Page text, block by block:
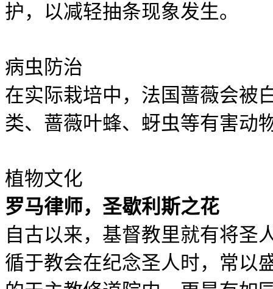
护，以减轻抽条现象发生。
病虫防治
在实际栽培中，法国蔷薇会被
类、蔷薇叶蜂、蚜虫等有害动
植物文化
罗马律师，圣歇利斯之花
自古以来，基督教里就有将圣
循于教会在纪念圣人时，常以